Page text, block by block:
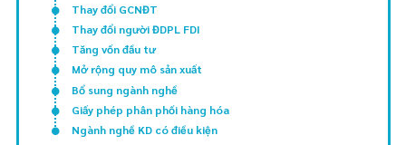
Thay đổi GCNĐT
Thay đổi người ĐDPL FDI
Tăng vốn đầu tư
Mở rộng quy mô sản xuất
Bổ sung ngành nghề
Giấy phép phân phối hàng hóa
Ngành nghề KD có điều kiện